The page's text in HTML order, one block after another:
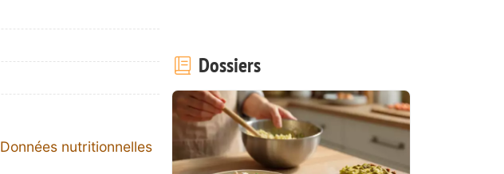
Données nutritionnelles
Dossiers